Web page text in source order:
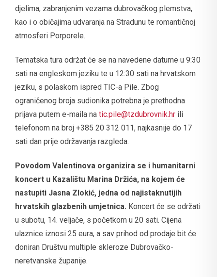
djelima, zabranjenim vezama dubrovačkog plemstva,
kao i o običajima udvaranja na Stradunu te romantičnoj
atmosferi Porporele.
Tematska tura održat će se na navedene datume u 9:30
sati na engleskom jeziku te u 12:30 sati na hrvatskom
jeziku, s polaskom ispred TIC-a Pile. Zbog
ograničenog broja sudionika potrebna je prethodna
prijava putem e-maila na tic.pile@tzdubrovnik.hr ili
telefonom na broj +385 20 312 011, najkasnije do 17
sati dan prije održavanja razgleda.
Povodom Valentinova organizira se i humanitarni
koncert u Kazalištu Marina Držića, na kojem će
nastupiti Jasna Zlokić, jedna od najistaknutijih
hrvatskih glazbenih umjetnica. Koncert će se održati
u subotu, 14. veljače, s početkom u 20 sati. Cijena
ulaznice iznosi 25 eura, a sav prihod od prodaje bit će
doniran Društvu multiple skleroze Dubrovačko-
neretvanske županije.